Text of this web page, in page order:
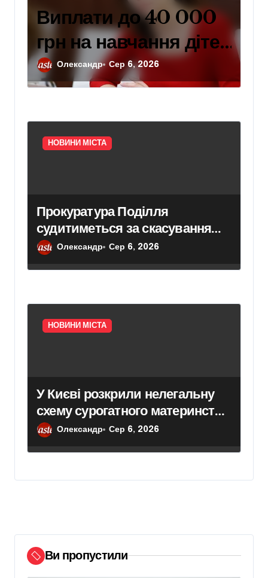
Виплати до 40 000
грн на навчання дітей
захисників: умови
отримання
компенсації у Києві
Олександр Сер 6, 2026
НОВИНИ МІСТА
Прокуратура Поділля
судитиметься за скасування
права власності на фіктивну
Олександр Сер 6, 2026
НОВИНИ МІСТА
У Києві розкрили нелегальну
схему сурогатного материнства
для іноземних замовників:
Олександр Сер 6, 2026
Ви пропустили